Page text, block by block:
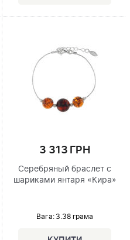
3 313 ГРН
Серебряный браслет с
шариками янтаря «Кира»
Вага: 3.38 грама